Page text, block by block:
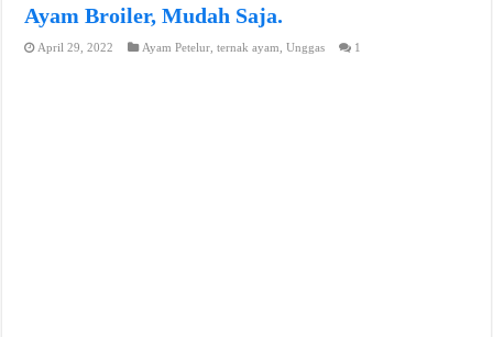
Ayam Broiler, Mudah Saja.
April 29, 2022 Ayam Petelur ,ternak ayam ,Unggas 1